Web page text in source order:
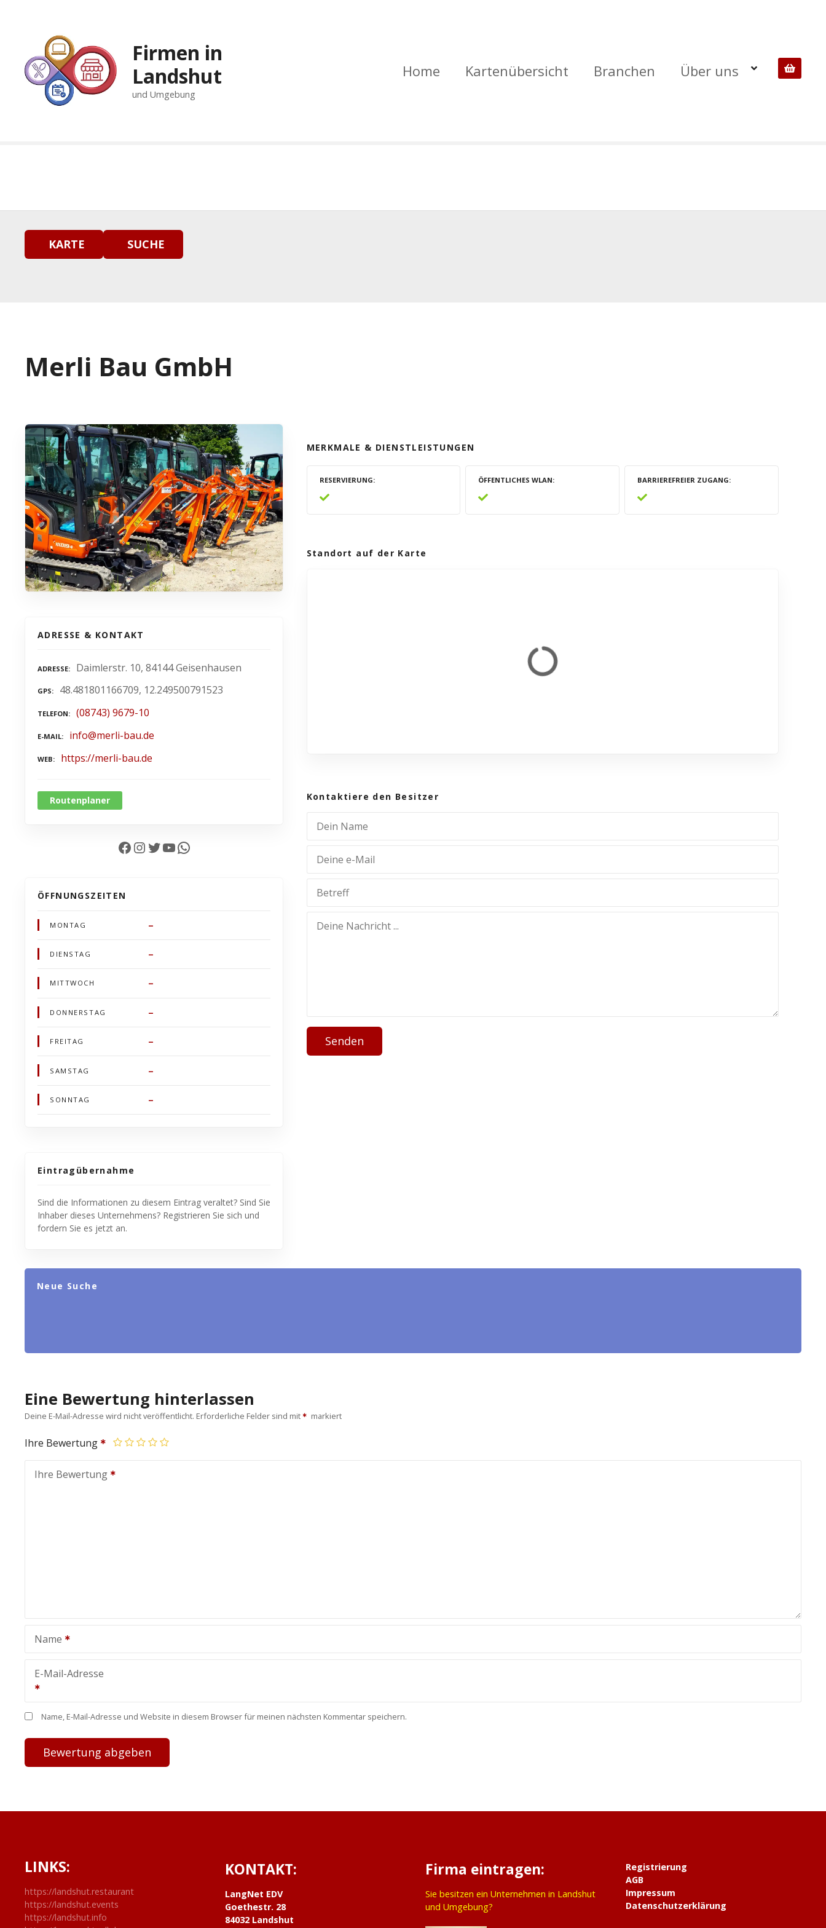
g
Firmen in
Landshut
und Umgebung
Home Kartenübersicht Branchen Über uns
KARTE SUCHE
Merli Bau GmbH
ADRESSE & KONTAKT
ADRESSE Daimlerstr. 10, 84144 Geisenhausen
GPS 48.481801166709, 12.249500791523
TELEFON (08743) 9679-10
E-MAIL info@merli-bau.de
WEB https://merli-bau.de
Routenplaner
Facebook InstagramTwitter YouTube WhatsApp
ÖFFNUNGSZEITEN
MONTAG –
DIENSTAG –
MITTWOCH –
DONNERSTAG –
FREITAG –
SAMSTAG –
SONNTAG –
Eintragübernahme
Sind die Informationen zu diesem Eintrag veraltet? Sind Sie
Inhaber dieses Unternehmens? Registrieren Sie sich und
fordern Sie es jetzt an.
MERKMALE & DIENSTLEISTUNGEN
RESERVIERUNG ÖFFENTLICHES WLAN BARRIEREFREIER ZUGANG
Standort auf der Karte
Kontaktiere den Besitzer
Senden
Neue Suche
Eine Bewertung hinterlassen
Deine E-Mail-Adresse wird nicht veröffentlicht. Erforderliche Felder sind mit markiert
Ihre Bewertung
Ihre Bewertung
Name
E-Mail-Adresse
Name, E-Mail-Adresse und Website in diesem Browser für meinen nächsten Kommentar speichern.
LINKS:
https://landshut.restaurant
https://landshut.events
https://landshut.info
KONTAKT:
LangNet EDV
Goethestr. 28
84032 Landshut
Firma eintragen:
Sie besitzen ein Unternehmen in Landshut
und Umgebung?
Registrierung
AGB
Impressum
Datenschutzerklärung